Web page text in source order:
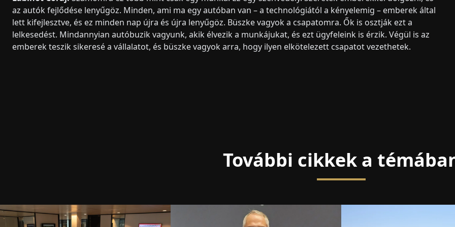
az autók fejlődése lenyűgöz. Minden, ami ma egy autóban van – a technológiától a kényelemig – emberek által
lett kifejlesztve, és ez minden nap újra és újra lenyűgöz. Büszke vagyok a csapatomra. Ők is osztják ezt a
lelkesedést. Mindannyian autóbuzik vagyunk, akik élvezik a munkájukat, és ezt ügyfeleink is érzik. Végül is az
emberek teszik sikeresé a vállalatot, és büszke vagyok arra, hogy ilyen elkötelezett csapatot vezethetek.
További cikkek a